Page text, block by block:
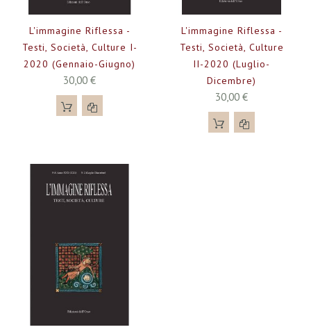
L'immagine Riflessa -
Testi, Società, Culture I-
2020 (gennaio-Giugno)
30,00 €
L'immagine Riflessa -
Testi, Società, Culture
II-2020 (luglio-
Dicembre)
30,00 €